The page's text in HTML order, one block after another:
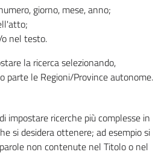
giorno, mese, anno;
nel testo.
la ricerca selezionando,
le Regioni/Province autonome.
impostare ricerche più complesse in
si desidera ottenere; ad esempio si
non contenute nel Titolo o nel